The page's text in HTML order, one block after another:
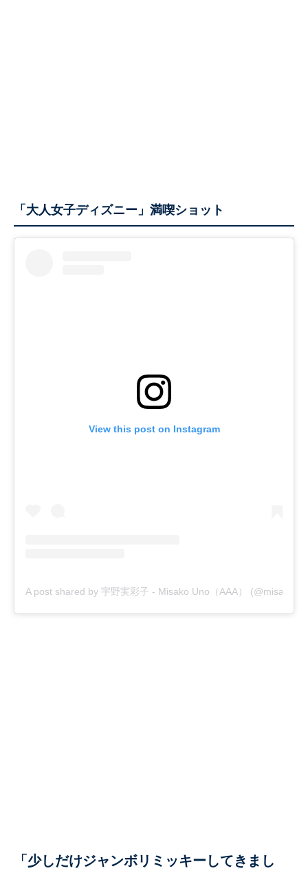
「大人女子ディズニー」満喫ショット
View this post on Instagram
A post shared by 宇野実彩子 - Misako Uno（AAA）
「少しだけジャンボリミッキーしてきまし